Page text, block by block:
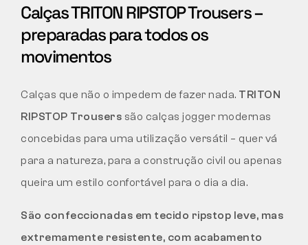
Calças TRITON RIPSTOP Trousers –
preparadas para todos os
movimentos
Calças que não o impedem de fazer nada. TRITON
RIPSTOP Trousers são calças jogger modernas
concebidas para uma utilização versátil – quer vá
para a natureza, para a construção civil ou apenas
queira um estilo confortável para o dia a dia.
São confeccionadas em tecido ripstop leve, mas
extremamente resistente, com acabamento